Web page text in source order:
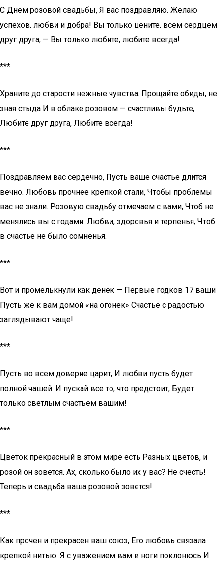
С Днем розовой свадьбы, Я вас поздравляю. Желаю
успехов, любви и добра! Вы только цените, всем сердцем
друг друга, — Вы только любите, любите всегда!
***
Храните до старости нежные чувства. Прощайте обиды, не
зная стыда И в облаке розовом — счастливы будьте,
Любите друг друга, Любите всегда!
***
Поздравляем вас сердечно, Пусть ваше счастье длится
вечно. Любовь прочнее крепкой стали, Чтобы проблемы
вас не знали. Розовую свадьбу отмечаем с вами, Чтоб не
менялись вы с годами. Любви, здоровья и терпенья, Чтоб
в счастье не было сомненья.
***
Вот и промелькнули как денек — Первые годков 17 ваши
Пусть же к вам домой «на огонек» Счастье с радостью
заглядывают чаще!
***
Пусть во всем доверие царит, И любви пусть будет
полной чашей. И пускай все то, что предстоит, Будет
только светлым счастьем вашим!
***
Цветок прекрасный в этом мире есть Разных цветов, и
розой он зовется. Ах, сколько было их у вас? Не счесть!
Теперь и свадьба ваша розовой зовется!
***
Как прочен и прекрасен ваш союз, Его любовь связала
крепкой нитью. Я с уважением вам в ноги поклонюсь И